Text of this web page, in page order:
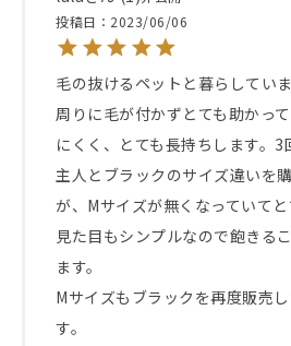
投稿日
2023/06/06
毛の抜けるペットと暮らしてい
周りに毛が付かずとても助かっ
にくく、とても長持ちします。3
主人とブラックのサイズ違いを
が、Mサイズが無くなっていてと
見た目もシンプルなので飽きる
ます。
Mサイズもブラックを再度販売
す。